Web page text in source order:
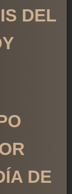
DEL
DE